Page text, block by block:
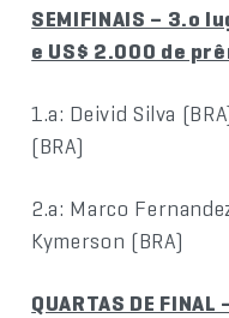
SEMIFINAIS – 3.o
e US$ 2.000 de
1.a: Deivid Silva
(BRA)
2.a: Marco
Kymerson (BRA)
QUARTAS DE